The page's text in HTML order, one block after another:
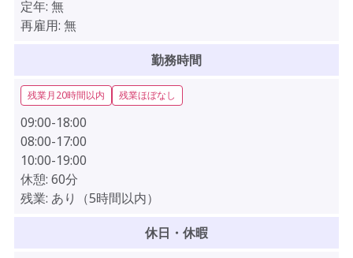
定年: 無
再雇用: 無
勤務時間
残業月20時間以内 残業ほぼなし
09:00-18:00
08:00-17:00
10:00-19:00
休憩: 60分
残業: あり（5時間以内）
休日・休暇